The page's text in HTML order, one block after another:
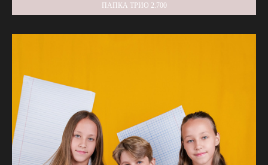
ПАПКА ТРИО 2.700